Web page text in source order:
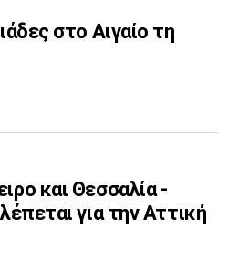
στο Αιγαίο τη
και Θεσσαλία -
για την Αττική